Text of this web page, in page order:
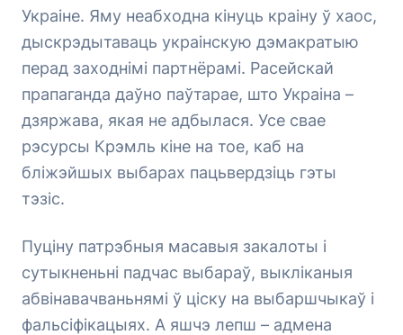
Украіне. Яму неабходна кінуць краіну ў хаос,
дыскрэдытаваць украінскую дэмакратыю
перад заходнімі партнёрамі. Расейскай
прапаганда даўно паўтарае, што Украіна –
дзяржава, якая не адбылася. Усе свае
рэсурсы Крэмль кіне на тое, каб на
бліжэйшых выбарах пацьвердзіць гэты
тэзіс.
Пуціну патрэбныя масавыя закалоты і
сутыкненьні падчас выбараў, выкліканыя
абвінавачваньнямі ў ціску на выбаршчыкаў і
фальсіфікацыях. А яшчэ лепш – адмена